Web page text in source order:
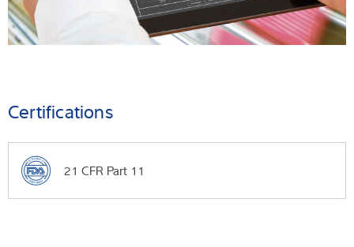
Certifications
21 CFR Part 11